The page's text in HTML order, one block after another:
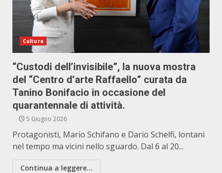
Cultura
“Custodi dell’invisibile”, la nuova mostra
del “Centro d’arte Raffaello” curata da
Tanino Bonifacio in occasione del
quarantennale di attività.
5 Giugno 2026
Protagonisti, Mario Schifano e Dario Schelfi, lontani
nel tempo ma vicini nello sguardo. Dal 6 al 20...
Continua a leggere...